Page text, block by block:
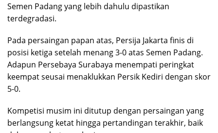
Semen Padang yang lebih dahulu dipastikan
terdegradasi.
Pada persaingan papan atas, Persija Jakarta finis di
posisi ketiga setelah menang 3-0 atas Semen Padang.
Adapun Persebaya Surabaya menempati peringkat
keempat seusai menaklukkan Persik Kediri dengan skor
5-0.
Kompetisi musim ini ditutup dengan persaingan yang
berlangsung ketat hingga pertandingan terakhir, baik